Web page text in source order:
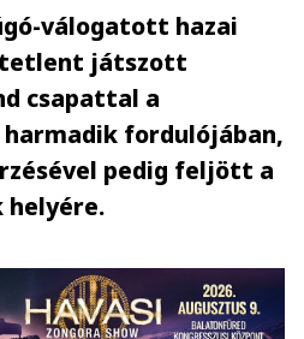
válogatott hazai
játszott
csapattal a
fordulójában,
pedig feljött a
helyére.